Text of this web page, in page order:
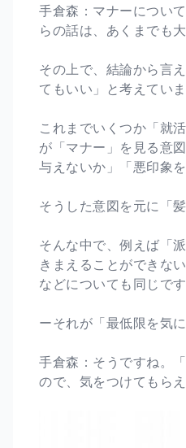
手倉森：マナーについ
らの話は、あくまでも
その上で、結論から言
てもいい」と考えていま
これまでいくつか「就
が「マナー」を見る意
与えないか」「悪印象
そうした意図を元に「
そんな中で、例えば「
きまえることができな
などについても同じです
ーそれが「最低限を気
手倉森：そうですね。
ので、気をつけてもら